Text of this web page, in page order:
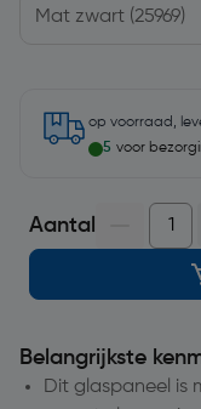
op voorraad,
5 voor
Aantal
Belangrijkste
Dit glaspaneel is